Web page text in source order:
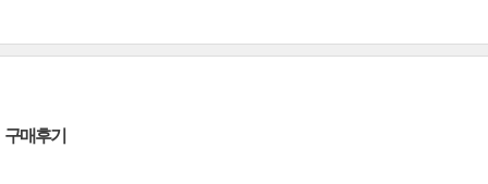
구매후기